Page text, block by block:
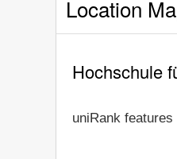
Location
Hochschule
uniRank